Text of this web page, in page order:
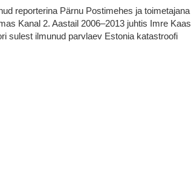
reporterina Pärnu Postimehes ja toimetajana
Kanal 2. Aastail 2006–2013 juhtis Imre Kaas
sulest ilmunud parvlaev Estonia katastroofi